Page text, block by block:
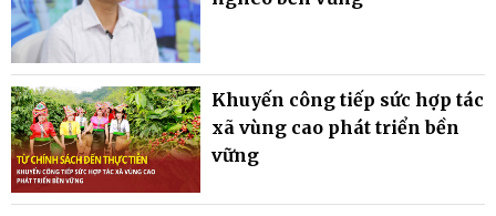
Khuyến công tiếp sức hợp tác
xã vùng cao phát triển bền
vững